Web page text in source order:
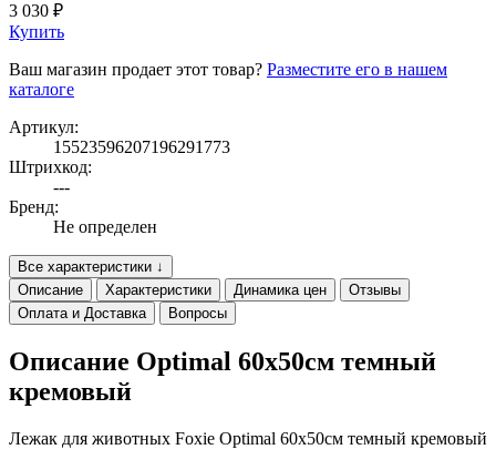
3 030 ₽
Купить
Ваш магазин продает этот товар? Разместите его в нашем
каталоге
Артикул:
15523596207196291773
Штрихкод:
---
Бренд:
Не определен
Все характеристики ↓
Описание
Характеристики Динамика цен
Отзывы
Оплата и Доставка
Вопросы
Описание Optimal 60х50см темный
кремовый
Лежак для животных Foxie Optimal 60х50см темный кремовый